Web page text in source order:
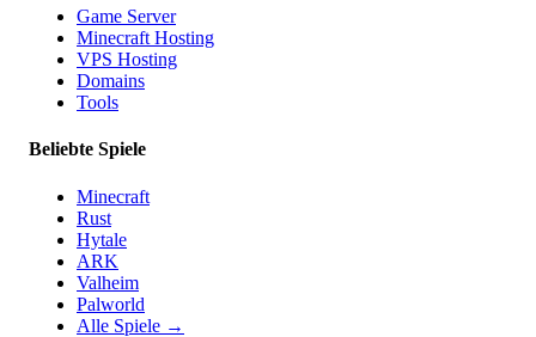
Game Server
Minecraft Hosting
VPS Hosting
Domains
Tools
Beliebte Spiele
Minecraft
Rust
Hytale
ARK
Valheim
Palworld
Alle Spiele →